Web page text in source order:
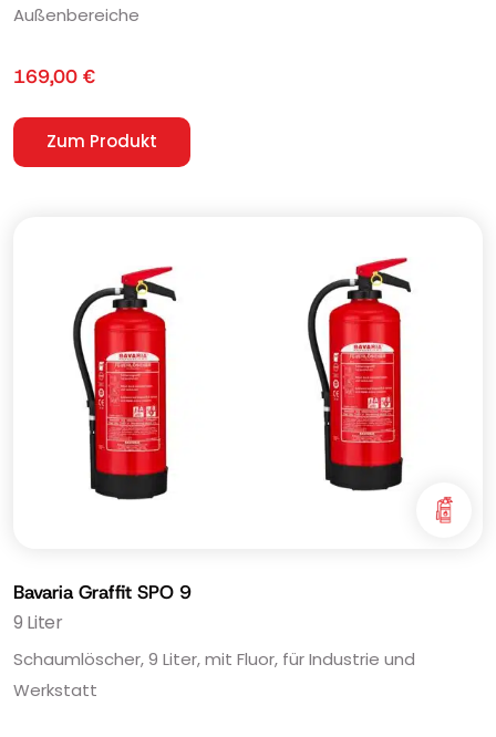
Außenbereiche
169,00 €
Zum Produkt
Bavaria Graffit SPO 9
9 Liter
Schaumlöscher, 9 Liter, mit Fluor, für Industrie und
Werkstatt